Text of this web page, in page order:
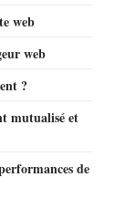
web
web
?
mutualisé et
de